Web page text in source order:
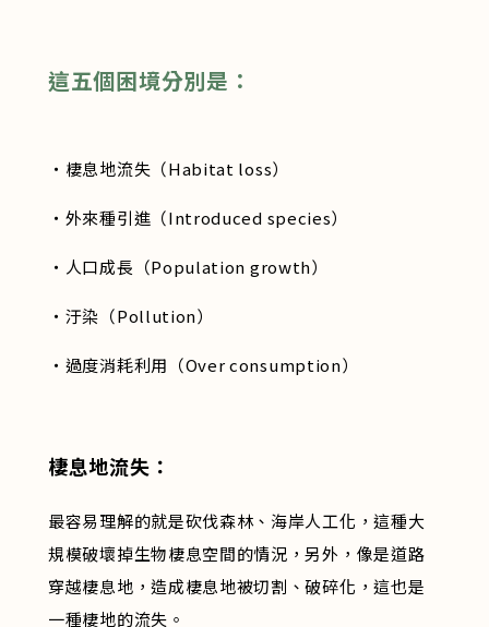
這五個困境分別是：
・棲息地流失（Habitat loss）
・外來種引進（Introduced species）
・人口成長（Population growth）
・汙染（Pollution）
・過度消耗利用（Over consumption）
棲息地流失：
最容易理解的就是砍伐森林、海岸人工化，這種大
規模破壞掉生物棲息空間的情況，另外，像是道路
穿越棲息地，造成棲息地被切割、破碎化，這也是
一種棲地的流失。